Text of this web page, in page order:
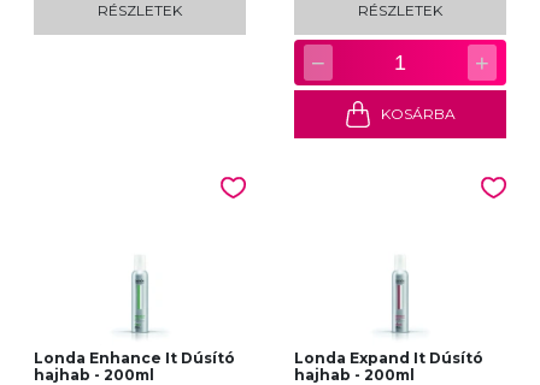
RÉSZLETEK RÉSZLETEK
− 1 +
KOSÁRBA
Londa Enhance It Dúsító
hajhab - 200ml
Londa Expand It Dúsító
hajhab - 200ml